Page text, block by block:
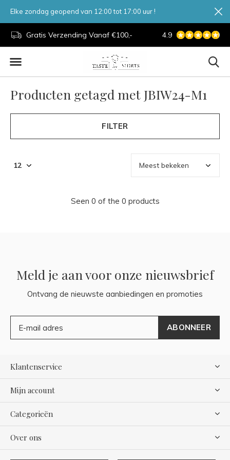
Gratis Verzending Vanaf €100,- 7 Dagen Per
4.9
Elke zondag geopend van 12:00 tot 17:00 uur !
Producten getagd met JBIW24-M1
FILTER
Seen 0 of the 0 products
Meld je aan voor onze nieuwsbrief
Ontvang de nieuwste aanbiedingen en promoties
ABONNEER
Klantenservice
Mijn account
Categorieën
Over ons